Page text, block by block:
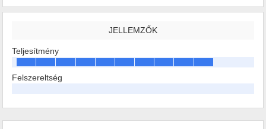
JELLEMZŐK
Teljesítmény
Felszereltség